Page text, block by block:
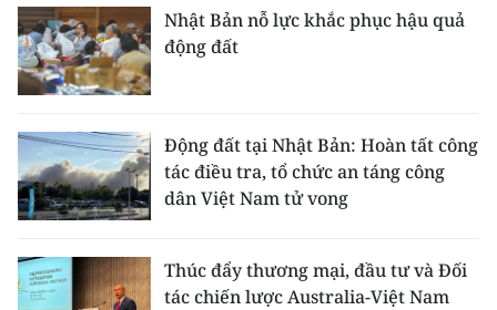
Nhật Bản nỗ lực khắc phục hậu quả
động đất
Động đất tại Nhật Bản: Hoàn tất công
tác điều tra, tổ chức an táng công
dân Việt Nam tử vong
Thúc đẩy thương mại, đầu tư và Đối
tác chiến lược Australia-Việt Nam